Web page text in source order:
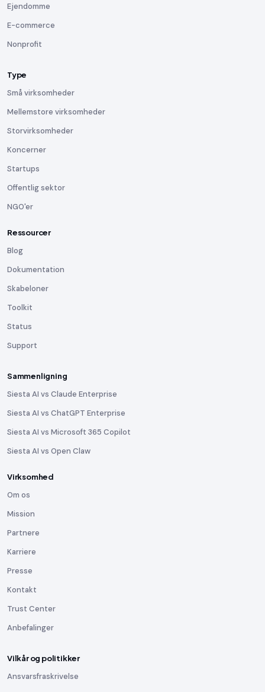
Ejendomme
E-commerce
Nonprofit
Type
Små virksomheder
Mellemstore virksomheder
Storvirksomheder
Koncerner
Startups
Offentlig sektor
NGO'er
Ressourcer
Blog
Dokumentation
Skabeloner
Toolkit
Status
Support
Sammenligning
Siesta AI vs Claude Enterprise
Siesta AI vs ChatGPT Enterprise
Siesta AI vs Microsoft 365 Copilot
Siesta AI vs Open Claw
Virksomhed
Om os
Mission
Partnere
Karriere
Presse
Kontakt
Trust Center
Anbefalinger
Vilkår og politikker
Ansvarsfraskrivelse